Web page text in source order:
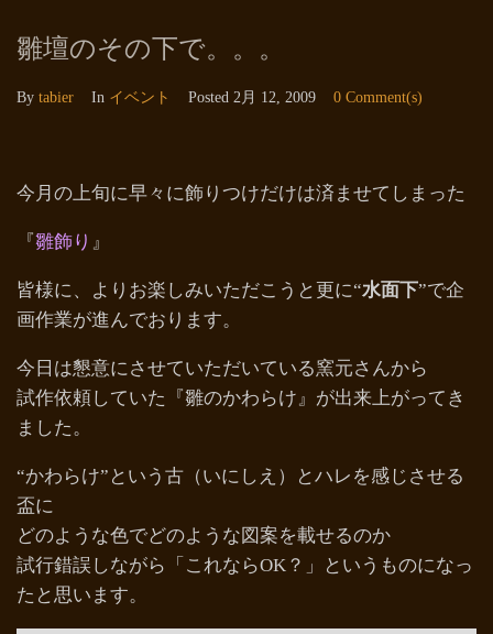
雛壇のその下で。。。
By tabier In イベント Posted 2月 12, 2009 0 Comment(s)
今月の上旬に早々に飾りつけだけは済ませてしまった
『雛飾り 』
皆様に、よりお楽しみいただこうと更に“水面下”で企
画作業が進んでおります。
今日は懇意にさせていただいている窯元さんから
試作依頼していた『雛のかわらけ』が出来上がってき
ました。
“かわらけ”という古（いにしえ）とハレを感じさせる
盃に
どのような色でどのような図案を載せるのか
試行錯誤しながら「これならOK？」というものになっ
たと思います。